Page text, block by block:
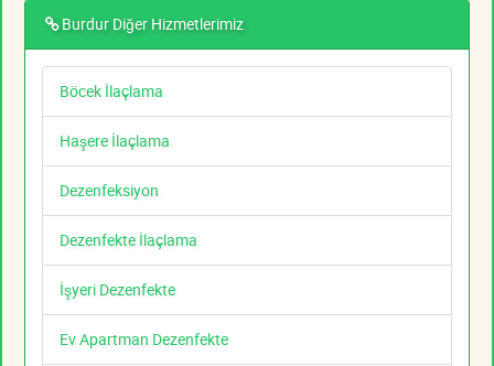
Burdur Diğer Hizmetlerimiz
Böcek İlaçlama
Haşere İlaçlama
Dezenfeksiyon
Dezenfekte İlaçlama
İşyeri Dezenfekte
Ev Apartman Dezenfekte